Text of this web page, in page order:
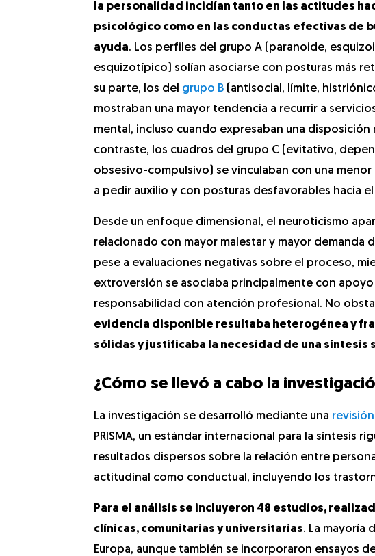
la personalidad incidían tanto en las actitudes
psicológico como en las conductas efectivas de
ayuda. Los perfiles del grupo A (paranoide,
esquizotípico) solían asociarse con posturas más
su parte, los del grupo B (antisocial, límite,
mostraban una mayor tendencia a recurrir a
mental, incluso cuando expresaban una disposición
contraste, los cuadros del grupo C (evitativo,
obsesivo-compulsivo) se vinculaban con una
a pedir auxilio y con posturas desfavorables hacia
Desde un enfoque dimensional, el neuroticismo
relacionado con mayor malestar y mayor demanda
pese a evaluaciones negativas sobre el proceso,
extroversión se asociaba principalmente con apoyo
responsabilidad con atención profesional. No
evidencia disponible resultaba heterogénea y
sólidas y justificaba la necesidad de una síntesis
¿Cómo se llevó a cabo la
La investigación se desarrolló mediante una
PRISMA, un estándar internacional para la síntesis
resultados dispersos sobre la relación entre
actitudinal como conductual, incluyendo los
Para el análisis se incluyeron 48 estudios,
clínicas, comunitarias y universitarias. La mayoría
Europa, aunque también se incorporaron ensayos